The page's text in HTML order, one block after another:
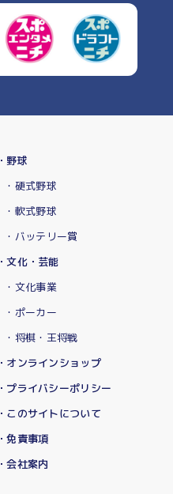
・野球
・硬式野球
・軟式野球
・バッテリー賞
・文化・芸能
・文化事業
・ポーカー
・将棋・王将戦
・オンラインショップ
・プライバシーポリシー
・このサイトについて
・免責事項
・会社案内